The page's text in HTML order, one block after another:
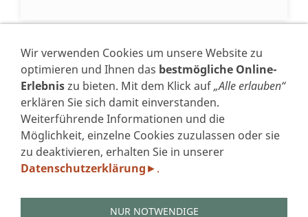
* Alle Preise inkl. USt. zzgl.Versand
VERTRAG WIDERRUFEN
IMPRESSUM
DATENSCHUTZERKLÄRUNG GEM. DSGVO
WIDERRUFSFORMULAR
Wir verwenden Cookies um unsere Website zu
optimieren und Ihnen das bestmögliche Online-
Erlebniszu bieten. Mit dem Klick auf„Alle erlauben“
erklären Sie sich damit einverstanden.
Weiterführende Informationen und die
Möglichkeit, einzelne Cookies zuzulassen oder sie
zu deaktivieren, erhalten Sie in unserer
Datenschutzerklärung ► .
NUR NOTWENDIGE